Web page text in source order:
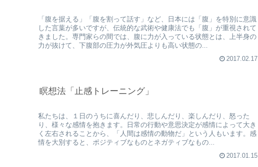
「腹を据える」「腹を割って話す」など、日本には「腹」を特別に意識
した言葉が多いですが、伝統的な武術や健康法でも「腹」が重視されて
きました。専門家らの間では、腹に力が入っている状態とは、上半身の
力が抜けて、下腹部の圧力が外気圧よりも高い状態の...
2017.02.17
瞑想法「止感トレーニング」
私たちは、１日のうちに喜んだり、悲しんだり、楽しんだり、怒った
り、様々な感情を抱きます。日常の行動や意思決定が感情によって大き
く左右されることから、「人間は感情の動物だ」という人もいます。感
情を大別すると、ポジティブなものとネガティブなもの...
2017.01.15